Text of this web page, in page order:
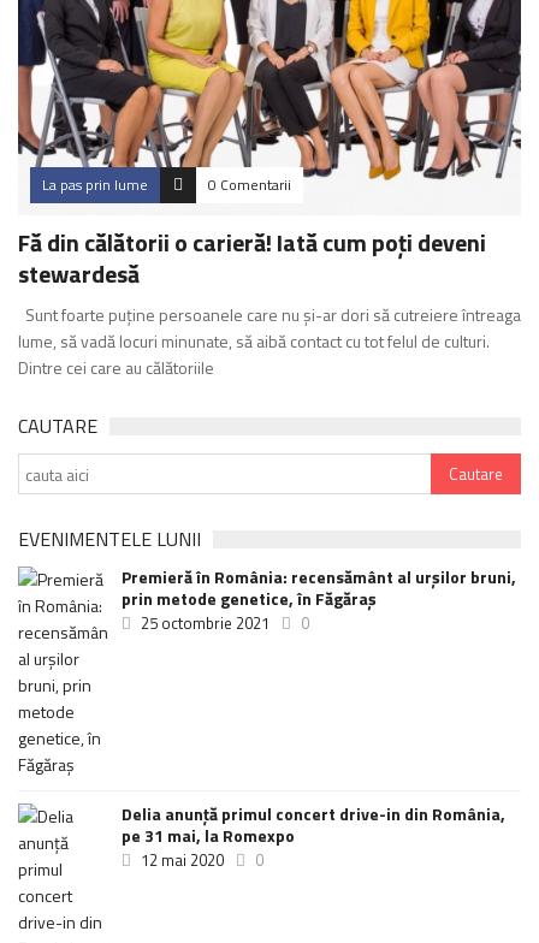
La pas prin lume 0 Comentarii
Fă din călătorii o carieră! Iată cum poți deveni
stewardesă
Sunt foarte puține persoanele care nu și-ar dori să cutreiere întreaga
lume, să vadă locuri minunate, să aibă contact cu tot felul de culturi.
Dintre cei care au călătoriile
CAUTARE
EVENIMENTELE LUNII
Premieră în România: recensământ al urșilor bruni,
prin metode genetice, în Făgăraș
25 octombrie 2021 0
Delia anunţă primul concert drive-in din România,
pe 31 mai, la Romexpo
12 mai 2020 0